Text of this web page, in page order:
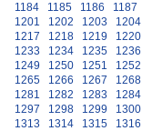
1184
1185 1186 1187
1201
1202 1203 1204
1217
1218 1219 1220
1233
1234 1235 1236
1249
1250 1251 1252
1265
1266 1267 1268
1281
1282 1283 1284
1297
1298 1299 1300
1313
1314 1315 1316